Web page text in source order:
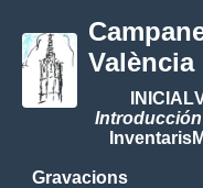
València
INICIAL
Inventaris
Gravacions